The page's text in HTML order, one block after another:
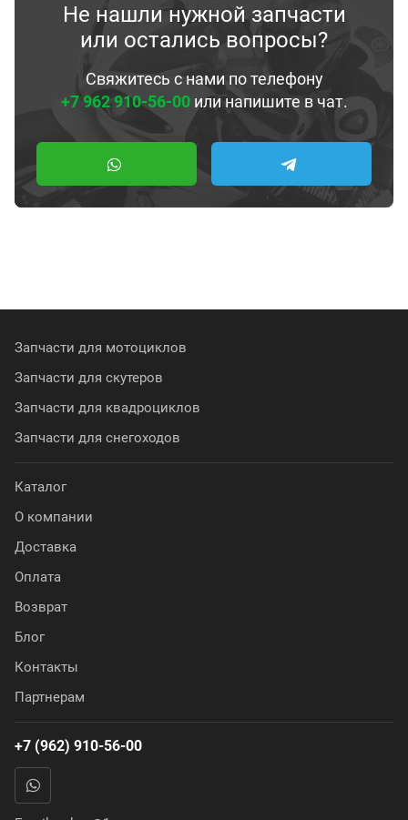
Не нашли нужной запчасти
или остались вопросы?
Свяжитесь с нами по телефону
+7 962 910-56-00или напишите в чат.
Запчасти для мотоциклов
Запчасти для скутеров
Запчасти для квадроциклов
Запчасти для снегоходов
Каталог
О компании
Доставка
Оплата
Возврат
Блог
Контакты
Партнерам
+7 (962) 910-56-00